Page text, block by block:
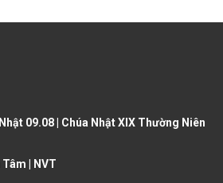
u
p
g
09.08 | Chúa Nhật XIX Thường Niên
Tâm | NVT